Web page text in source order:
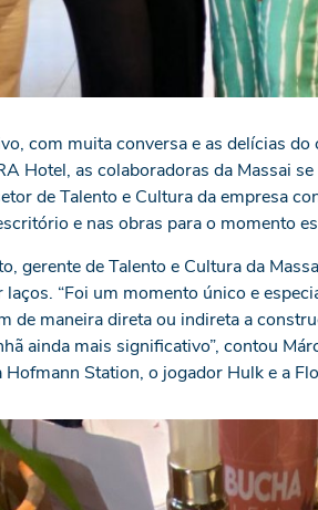
com muita conversa e as delícias
Hotel, as colaboradoras da Massai
de Talento e Cultura da empresa
e nas obras para o momento
gerente de Talento e Cultura da
“Foi um momento único e
de maneira direta ou indireta a
ainda mais significativo”, contou
Station, o jogador Hulk e a